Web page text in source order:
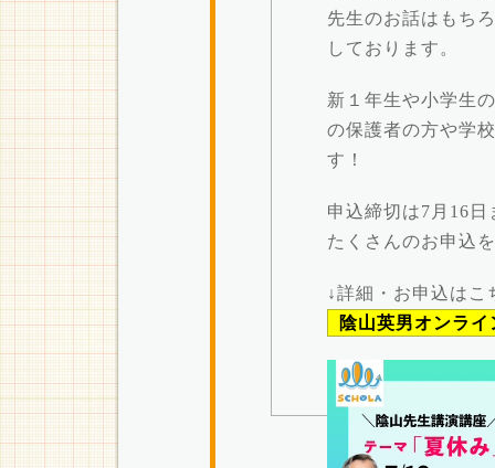
先生のお話はもち
しております。
新１年生や小学生
の保護者の方や学
す！
申込締切は7月16
たくさんのお申込
↓詳細・お申込はこ
陰山英男オンラ